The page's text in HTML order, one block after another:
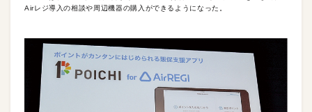
Airレジ導入の相談や周辺機器の購入ができるようになった。